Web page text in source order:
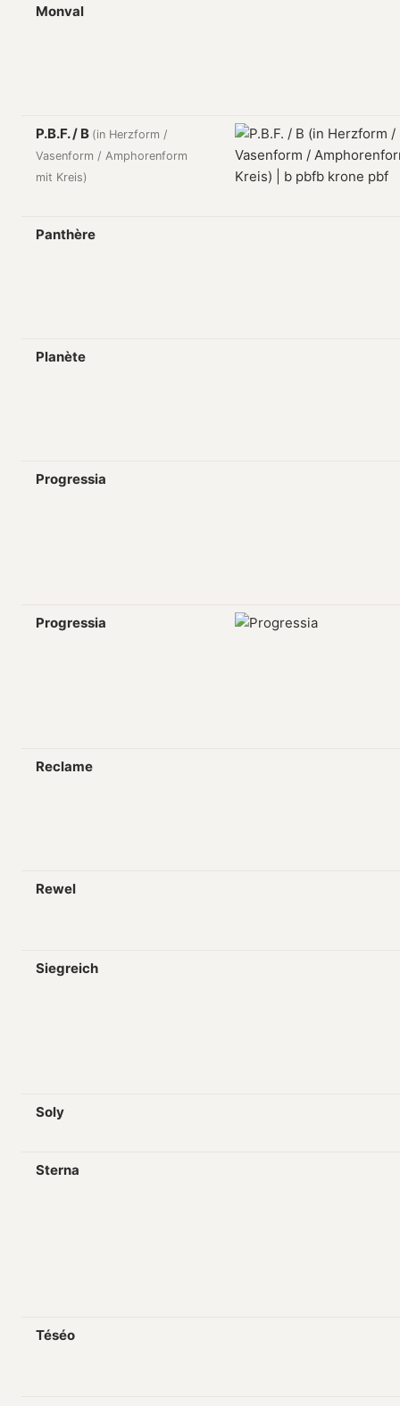
Monval
P.B.F. / B (in Herzform /
Vasenform / Amphorenform
mit Kreis)
Panthère
Planète
Progressia
Progressia
Reclame
Rewel
Siegreich
Soly
Sterna
Téséo